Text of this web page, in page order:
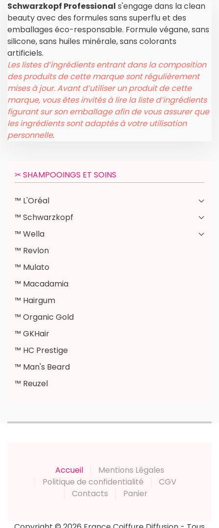
Schwarzkopf Professional s'engage dans la clean
beauty avec des formules sans superflu et des
emballages éco-responsable. Formule végane, sans
silicone, sans huiles minérale, sans colorants
artificiels.
Les listes d’ingrédients entrant dans la composition
des produits de cette marque sont régulièrement
mises à jour. Avant d’utiliser un produit de cette
marque, vous êtes invités à lire la liste d’ingrédients
figurant sur son emballage afin de vous assurer que
les ingrédients sont adaptés à votre utilisation
personnelle.
✂︎ SHAMPOOINGS ET SOINS
™ L'Oréal
™ Schwarzkopf
™ Wella
™ Revlon
™ Mulato
™ Macadamia
™ Hairgum
™ Organic Gold
™ GKHair
™ HC Prestige
™ Man's Beard
™ Reuzel
Accueil
Mentions Légales
Politique de confidentialité
CGV
Contacts
Panier